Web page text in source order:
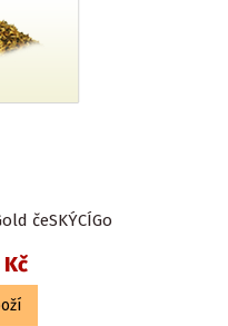
čeSKÝCÍGo